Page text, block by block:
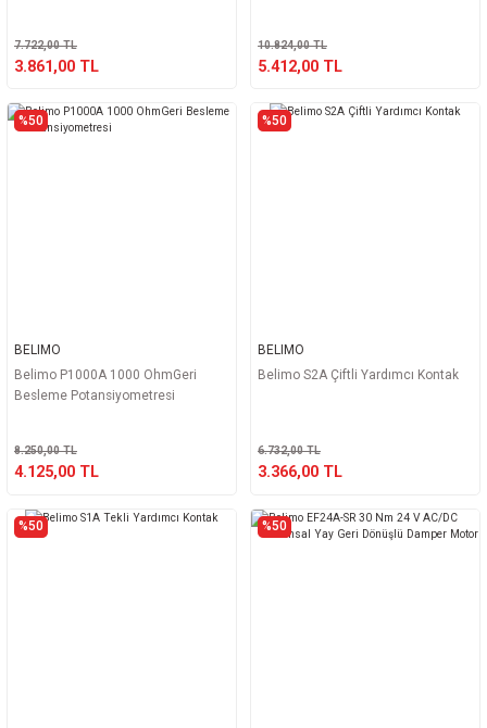
7.722,00 TL
3.861,00 TL
10.824,00 TL
5.412,00 TL
%50
BELIMO
Belimo P1000A 1000 OhmGeri
Besleme Potansiyometresi
8.250,00 TL
4.125,00 TL
%50
BELIMO
Belimo S2A Çiftli Yardımcı Kontak
6.732,00 TL
3.366,00 TL
%50 %50